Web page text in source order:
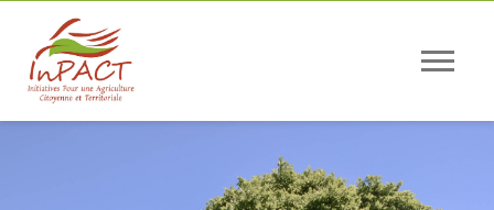
Panneau de gestion des cookies